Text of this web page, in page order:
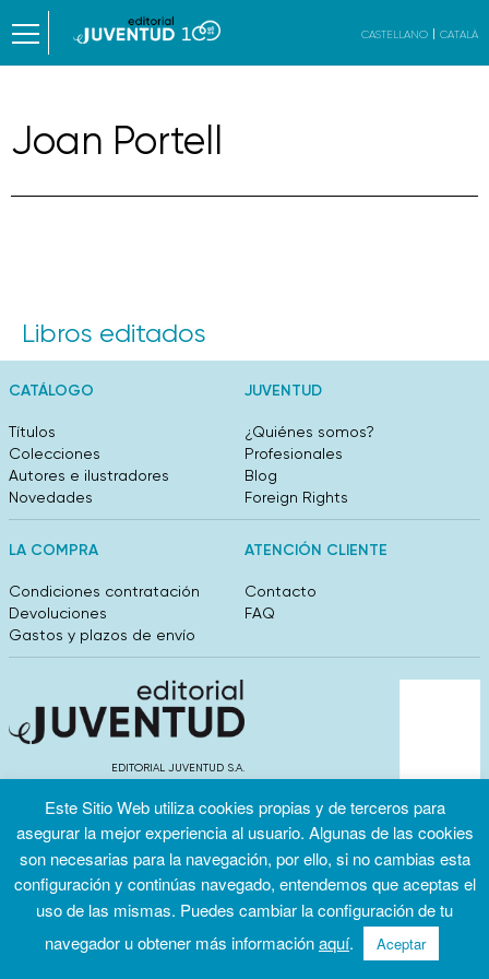
CASTELLANO CATALÀ
Joan Portell
Libros editados
CATÁLOGO
Títulos
Colecciones
Autores e ilustradores
Novedades
JUVENTUD
¿Quiénes somos?
Profesionales
Blog
Foreign Rights
LA COMPRA
Condiciones contratación
Devoluciones
Gastos y plazos de envío
ATENCIÓN CLIENTE
Contacto
FAQ
EDITORIAL JUVENTUD S.A.
info@editorialjuventud.es
Condiciones
Política de
privacidad
Política de
Este Sitio Web utiliza cookies propias y de terceros para
asegurar la mejor experiencia al usuario. Algunas de las cookies
son necesarias para la navegación, por ello, si no cambias esta
configuración y continúas navegado, entendemos que aceptas el
uso de las mismas. Puedes cambiar la configuración de tu
navegador u obtener más informaciónaquí. Aceptar